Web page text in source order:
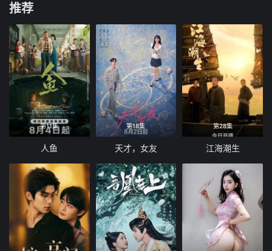
推荐
第11集
人鱼
第18集
天才，女友
第28集
江海潮生